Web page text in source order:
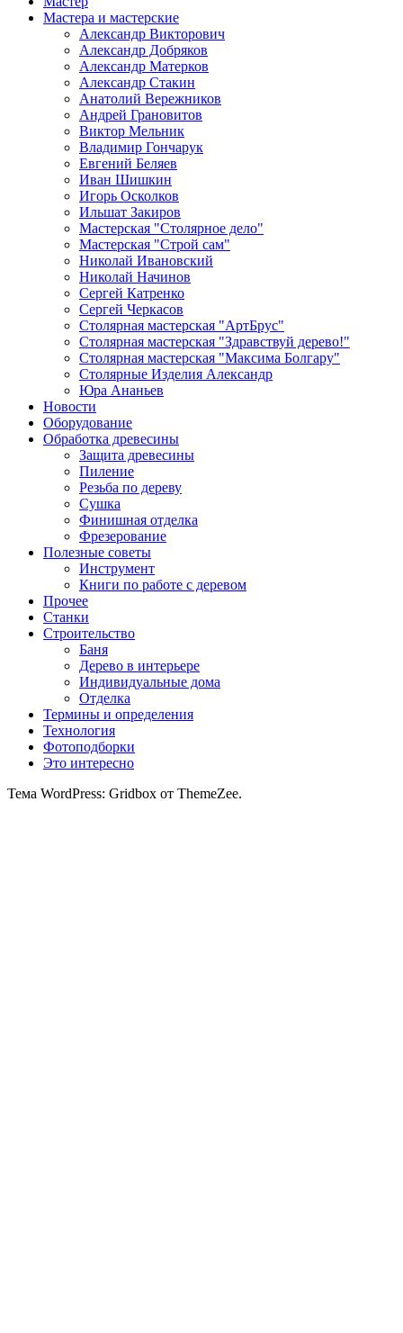
Мастера и мастерские
Александр Викторович
Александр Добряков
Александр Матерков
Александр Стакин
Анатолий Вережников
Андрей Грановитов
Виктор Мельник
Владимир Гончарук
Евгений Беляев
Иван Шишкин
Игорь Осколков
Ильшат Закиров
Мастерская "Столярное дело"
Мастерская "Строй сам"
Николай Ивановский
Николай Начинов
Сергей Катренко
Сергей Черкасов
Столярная мастерская "АртБрус"
Столярная мастерская "Здравствуй дерево!"
Столярная мастерская "Максима Болгару"
Столярные Изделия Александр
Юра Ананьев
Новости
Оборудование
Обработка древесины
Защита древесины
Пиление
Резьба по дереву
Сушка
Финишная отделка
Фрезерование
Полезные советы
Инструмент
Книги по работе с деревом
Прочее
Станки
Строительство
Баня
Дерево в интерьере
Индивидуальные дома
Отделка
Термины и определения
Технология
Фотоподборки
Это интересно
Тема WordPress: Gridbox от ThemeZee.